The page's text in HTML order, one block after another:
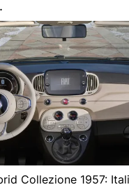
Collezione 1957: